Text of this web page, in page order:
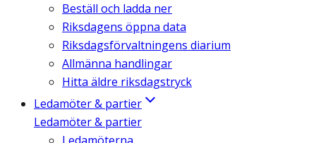
Beställ och ladda ner
Riksdagens öppna data
Riksdagsförvaltningens diarium
Allmänna handlingar
Hitta äldre riksdagstryck
Ledamöter & partier
Ledamöter & partier